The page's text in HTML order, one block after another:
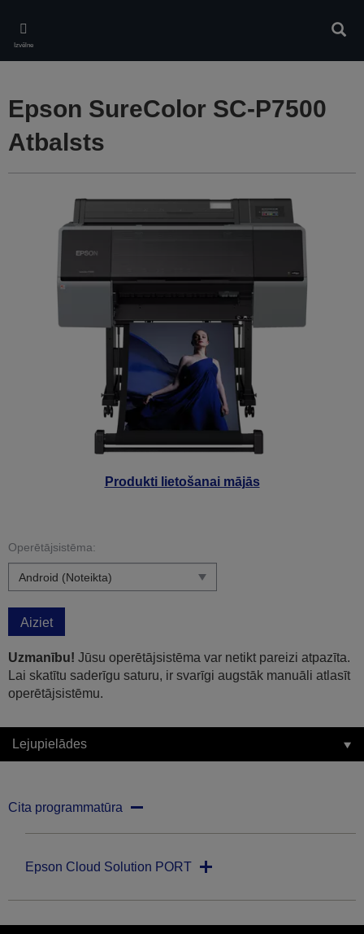
main
content
Izvēlne
Produkti lietošanai mājās
Epson SureColor SC-P7500
Atbalsts
Operētājsistēma:
Aiziet
Uzmanību! Jūsu operētājsistēma var netikt pareizi atpazīta.
Lai skatītu saderīgu saturu, ir svarīgi augstāk manuāli atlasīt
operētājsistēmu.
Lejupielādes
Cita programmatūra
Epson Cloud Solution PORT